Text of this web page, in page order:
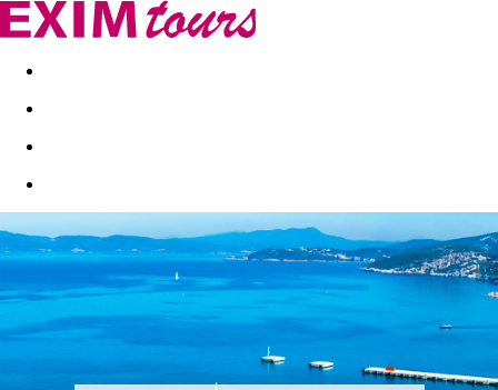
Akční nabídky Last minute